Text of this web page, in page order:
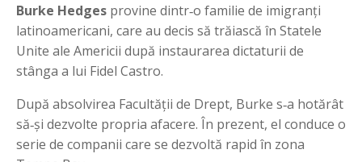
Burke Hedges provine dintr‑o familie de imigranţi
latinoamericani, care au decis să trăiască în Statele
Unite ale Americii după instaurarea dictaturii de
stânga a lui Fidel Castro.
După absolvirea Facultăţii de Drept, Burke s‑a hotărât
să‑şi dezvolte propria afacere. În prezent, el conduce o
serie de companii care se dezvoltă rapid în zona